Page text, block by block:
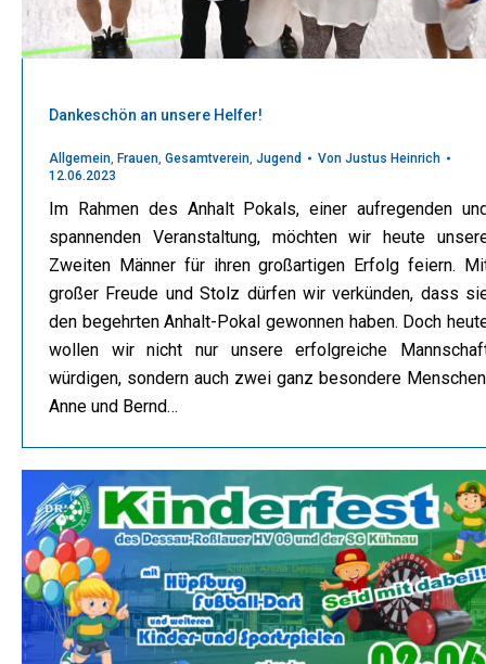
Dankeschön an unsere Helfer!
Allgemein, Frauen, Gesamtverein, Jugend Von Justus Heinrich
12.06.2023
Im Rahmen des Anhalt Pokals, einer aufregenden
spannenden Veranstaltung, möchten wir heute
Zweiten Männer für ihren großartigen Erfolg feiern.
großer Freude und Stolz dürfen wir verkünden, dass
den begehrten Anhalt-Pokal gewonnen haben. Doch
wollen wir nicht nur unsere erfolgreiche
würdigen, sondern auch zwei ganz besondere
Anne und Bernd…